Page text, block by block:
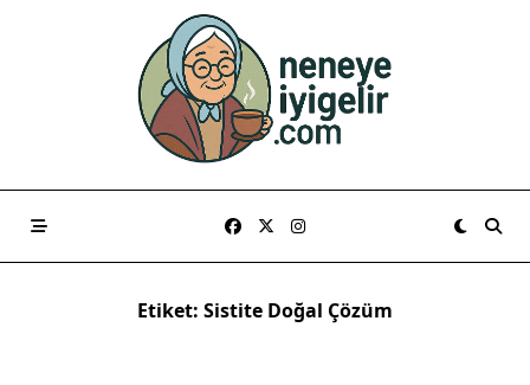
Etiket: Sistite Doğal Çözüm